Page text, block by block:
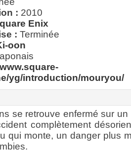
: 2010
Enix
: Terminée
oon
yg/introduction/mouryou/
se retrouve enfermé sur
complètement
qui monte, un danger plus